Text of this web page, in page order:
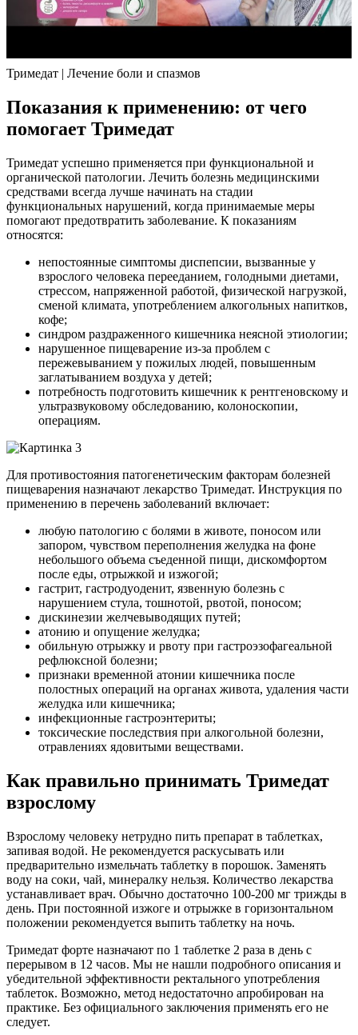
Тримедат | Лечение боли и спазмов
Показания к применению: от чего
помогает Тримедат
Тримедат успешно применяется при функциональной и
органической патологии. Лечить болезнь медицинскими
средствами всегда лучше начинать на стадии
функциональных нарушений, когда принимаемые меры
помогают предотвратить заболевание. К показаниям
относятся:
непостоянные симптомы диспепсии, вызванные у
взрослого человека перееданием, голодными диетами,
стрессом, напряженной работой, физической нагрузкой,
сменой климата, употреблением алкогольных напитков,
кофе;
синдром раздраженного кишечника неясной этиологии;
нарушенное пищеварение из-за проблем с
пережевыванием у пожилых людей, повышенным
заглатыванием воздуха у детей;
потребность подготовить кишечник к рентгеновскому и
ультразвуковому обследованию, колоноскопии,
операциям.
Для противостояния патогенетическим факторам болезней
пищеварения назначают лекарство Тримедат. Инструкция по
применению в перечень заболеваний включает:
любую патологию с болями в животе, поносом или
запором, чувством переполнения желудка на фоне
небольшого объема съеденной пищи, дискомфортом
после еды, отрыжкой и изжогой;
гастрит, гастродуоденит, язвенную болезнь с
нарушением стула, тошнотой, рвотой, поносом;
дискинезии желчевыводящих путей;
атонию и опущение желудка;
обильную отрыжку и рвоту при гастроэзофагеальной
рефлюксной болезни;
признаки временной атонии кишечника после
полостных операций на органах живота, удаления части
желудка или кишечника;
инфекционные гастроэнтериты;
токсические последствия при алкогольной болезни,
отравлениях ядовитыми веществами.
Как правильно принимать Тримедат
взрослому
Взрослому человеку нетрудно пить препарат в таблетках,
запивая водой. Не рекомендуется раскусывать или
предварительно измельчать таблетку в порошок. Заменять
воду на соки, чай, минералку нельзя. Количество лекарства
устанавливает врач. Обычно достаточно 100-200 мг трижды в
день. При постоянной изжоге и отрыжке в горизонтальном
положении рекомендуется выпить таблетку на ночь.
Тримедат форте назначают по 1 таблетке 2 раза в день с
перерывом в 12 часов. Мы не нашли подробного описания и
убедительной эффективности ректального употребления
таблеток. Возможно, метод недостаточно апробирован на
практике. Без официального заключения применять его не
следует.